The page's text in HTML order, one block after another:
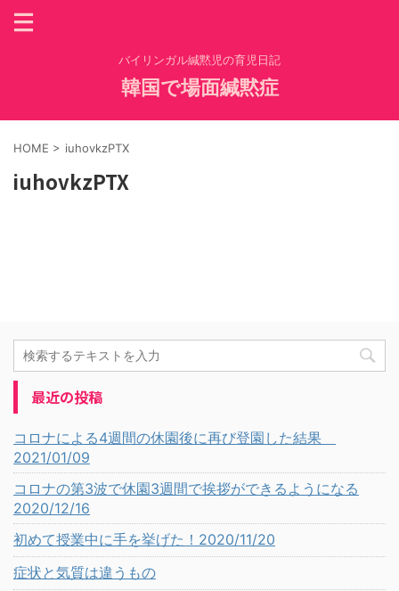
バイリンガル緘黙児の育児日記
韓国で場面緘黙症
HOME > iuhovkzPTX
iuhovkzPTX
最近の投稿
コロナによる4週間の休園後に再び登園した結果
2021/01/09
コロナの第3波で休園3週間で挨拶ができるようになる
2020/12/16
初めて授業中に手を挙げた！2020/11/20
症状と気質は違うもの